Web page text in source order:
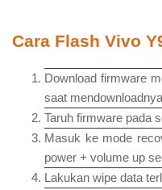
Cara Flash Vivo
Download firmware
saat
Taruh firmware pada
Masuk ke mode
power + volume up
Lakukan wipe data